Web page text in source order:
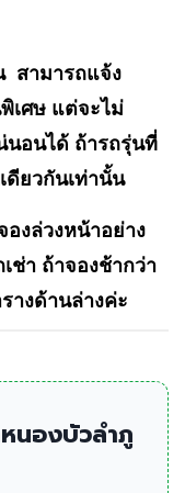
สามารถแจ้ง
เศษ แต่จะไม่
นอนได้ ถ้ารถรุ่นที่
ดียวกันเท่านั้น
องล่วงหน้าอย่าง
ช่า ถ้าจองช้ากว่า
างด้านล่างค่ะ
นองบัวลำภู